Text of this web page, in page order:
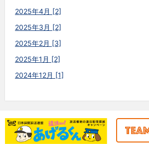
2025年4月 [2]
2025年3月 [2]
2025年2月 [3]
2025年1月 [2]
2024年12月 [1]